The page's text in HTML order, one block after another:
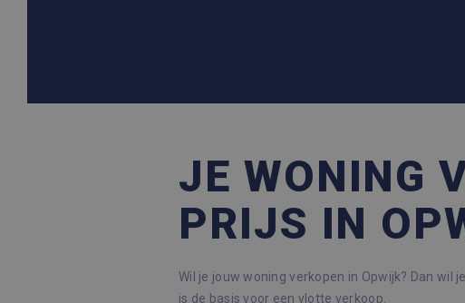
JE WONING
PRIJS IN
Wil je jouw woning verkopen in Opwijk? Dan wil
is de basis voor een vlotte verkoop.